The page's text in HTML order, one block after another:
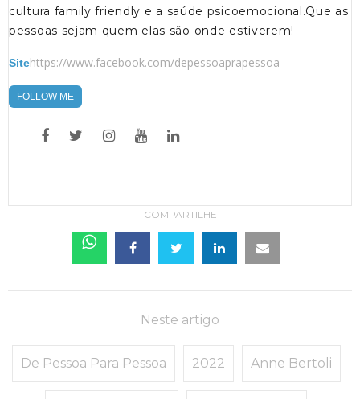
cultura family friendly e a saúde psicoemocional.Que as
pessoas sejam quem elas são onde estiverem!
Sitehttps://www.facebook.com/depessoaprapessoa
FOLLOW ME
COMPARTILHE
Neste artigo
De Pessoa Para Pessoa 2022 Anne Bertoli